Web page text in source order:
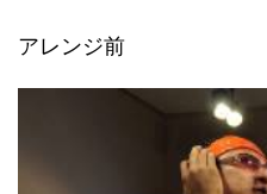
アレンジ前